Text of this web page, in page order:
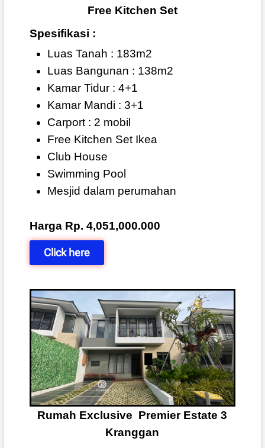
Free Kitchen Set
Spesifikasi :
Luas Tanah : 183m2
Luas Bangunan : 138m2
Kamar Tidur : 4+1
Kamar Mandi : 3+1
Carport : 2 mobil
Free Kitchen Set Ikea
Club House
Swimming Pool
Mesjid dalam perumahan
Harga Rp. 4,051,000.000
Click here
Rumah Exclusive Premier Estate 3
Kranggan